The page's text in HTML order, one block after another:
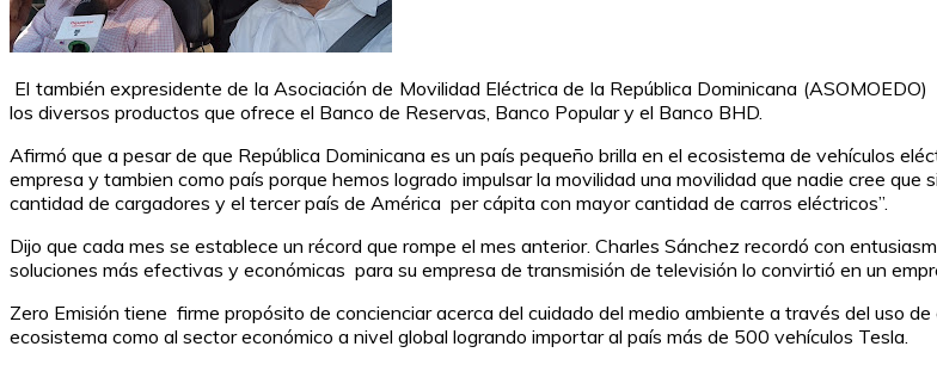
El también expresidente de la Asociación de Movilidad Eléctrica de la República Dominicana
los diversos productos que ofrece el Banco de Reservas, Banco Popular y el Banco BHD.
Afirmó que a pesar de que República Dominicana es un país pequeño brilla en el ecosistema de vehículos
empresa y tambien como país porque hemos logrado impulsar la movilidad una movilidad que nadie cree
cantidad de cargadores y el tercer país de América per cápita con mayor cantidad de carros eléctricos”.
Dijo que cada mes se establece un récord que rompe el mes anterior. Charles Sánchez recordó con
soluciones más efectivas y económicas para su empresa de transmisión de televisión lo convirtió en un
Zero Emisión tiene firme propósito de concienciar acerca del cuidado del medio ambiente a través del uso
ecosistema como al sector económico a nivel global logrando importar al país más de 500 vehículos Tesla.